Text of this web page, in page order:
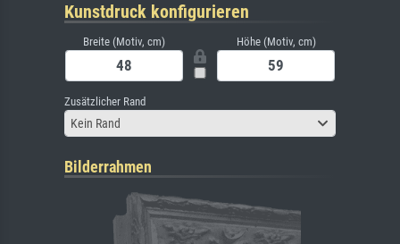
Kunstdruck konfigurieren
Breite (Motiv, cm) Höhe (Motiv, cm)
Zusätzlicher Rand
Kein Rand
Bilderrahmen